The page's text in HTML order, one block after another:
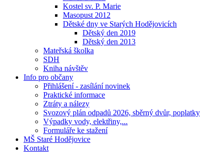
Kostel sv. P. Marie
Masopust 2012
Dětské dny ve Starých Hodějovicích
Dětský den 2019
Dětský den 2013
Mateřská školka
SDH
Kniha návštěv
Info pro občany
Přihlášení - zasílání novinek
Praktické informace
Ztráty a nálezy
Svozový plán odpadů 2026, sběrný dvůr, poplatky
Výpadky vody, elektřiny,...
Formuláře ke stažení
MŠ Staré Hodějovice
Kontakt